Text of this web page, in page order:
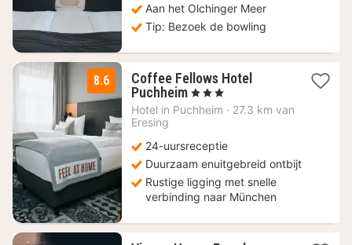
Aan het Olchinger Meer
Tip: Bezoek de bowling
8.6
Coffee Fellows Hotel
Puchheim 2
nachten
€
, 3 Sterren
Hotel in Puchheim · 27.3 km van
Eresing
24-uursreceptie
Duurzaam enuitgebreid ontbijt
Rustige ligging met snelle
verbinding naar München